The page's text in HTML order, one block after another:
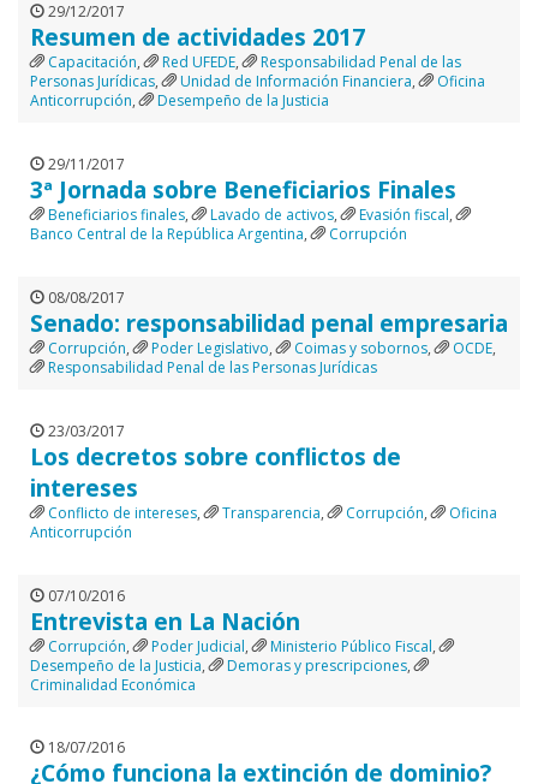
29/12/2017
Resumen de actividades 2017
Capacitación, Red UFEDE,
Responsabilidad Penal de las
Personas Jurídicas, Unidad de Información Financiera,
Oficina
Anticorrupción, Desempeño de la Justicia
29/11/2017
3ª Jornada sobre Beneficiarios Finales
Beneficiarios finales, Lavado de activos, Evasión fiscal,
Banco Central de la República Argentina, Corrupción
08/08/2017
Senado: responsabilidad penal empresaria
Corrupción, Poder Legislativo, Coimas y sobornos, OCDE,
Responsabilidad Penal de las Personas Jurídicas
23/03/2017
Los decretos sobre conflictos de
intereses
Conflicto de intereses, Transparencia, Corrupción,
Oficina
Anticorrupción
07/10/2016
Entrevista en La Nación
Corrupción, Poder Judicial, Ministerio Público Fiscal,
Desempeño de la Justicia, Demoras y prescripciones,
Criminalidad Económica
18/07/2016
¿Cómo funciona la extinción de dominio?